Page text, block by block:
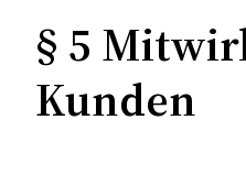
§ 5
Kunden